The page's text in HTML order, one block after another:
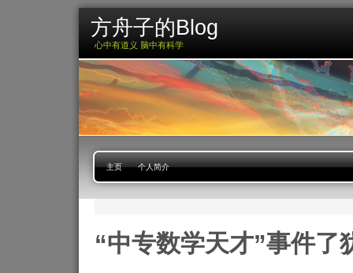
方舟子的Blog
心中有道义 脑中有科学
主页 个人简介
“中专数学天才”事件了